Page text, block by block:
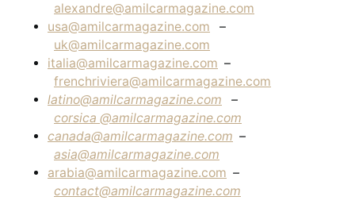
alexandre@amilcarmagazine.com
usa@amilcarmagazine.com –
uk@amilcarmagazine.com
italia@amilcarmagazine.com –
frenchriviera@amilcarmagazine.com
latino@amilcarmagazine.com –
corsica @amilcarmagazine.com
canada@amilcarmagazine.com –
asia@amilcarmagazine.com
arabia@amilcarmagazine.com –
contact@amilcarmagazine.com